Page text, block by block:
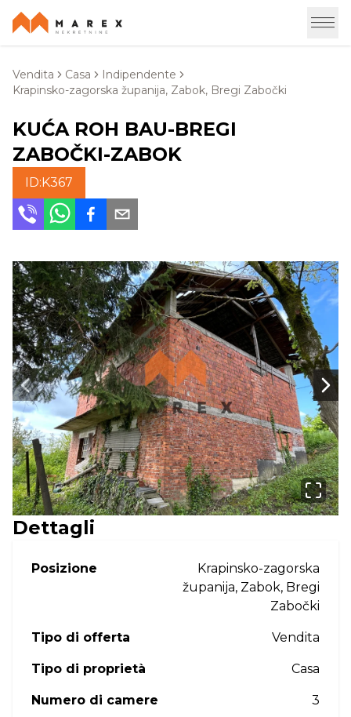
Vendita Casa
Indipendente
Krapinsko-zagorska županija, Zabok, Bregi Zabočki
KUĆA ROH BAU-BREGI
ZABOČKI-ZABOK
ID:K367
Next slide
Dettagli
Posizione
Krapinsko-zagorska
županija, Zabok, Bregi
Zabočki
Tipo di offerta Vendita
Tipo di proprietà Casa
Numero di camere 3